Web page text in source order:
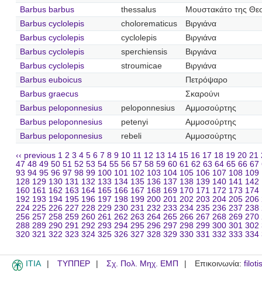
Barbus barbus
thessalus
Μουστακάτο της
Barbus cyclolepis
cholorematicus
Βιργιάνα
Barbus cyclolepis
cyclolepis
Βιργιάνα
Barbus cyclolepis
sperchiensis
Βιργιάνα
Barbus cyclolepis
stroumicae
Βιργιάνα
Barbus euboicus
Πετρόψαρο
Barbus graecus
Σκαρούνι
Barbus peloponnesius
peloponnesius
Αμμοσούρτης
Barbus peloponnesius
petenyi
Αμμοσούρτης
Barbus peloponnesius
rebeli Αμμοσούρτης
‹‹ previous 1 2 3 4 5 6 7 8 9 10 11 12 13 14 15 16 17 18 19 20 21
47 48 49 50 51 52 53 54 55 56 57 58 59 60 61 62 63 64 65 66 67
93 94 95 96 97 98 99 100 101 102 103 104 105 106 107 108 109
128 129 130 131 132 133 134 135 136 137 138 139 140 141 142
160 161 162 163 164 165 166 167 168 169 170 171 172 173 174
192 193 194 195 196 197 198 199 200 201 202 203 204 205 206
224 225 226 227 228 229 230 231 232 233 234 235 236 237 238
256 257 258 259 260 261 262 263 264 265 266 267 268 269 270
288 289 290 291 292 293 294 295 296 297 298 299 300 301 302
320 321 322 323 324 325 326 327 328 329 330 331 332 333 334
ITIA ΤΥΠΠΕΡ Σχ. Πολ. Μηχ. ΕΜΠ Επικοινωνία: